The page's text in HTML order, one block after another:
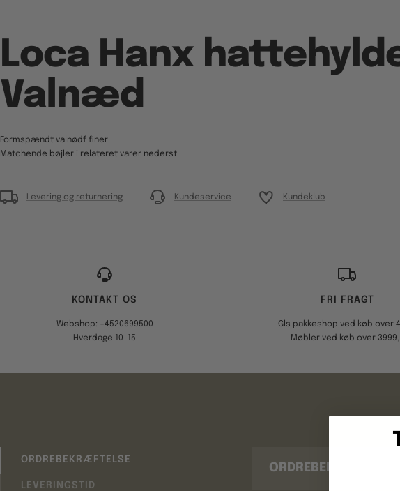
Loca Hanx
Valnæd
Formspændt valnødf finer
Matchende bøjler i relateret varer nederst.
Levering og returnering Kundeservice Kundeklub
KONTAKT OS
Webshop: +4520699500
Hverdage 10-15
FRI FRAGT
Gls pakkeshop ved køb over
Møbler ved køb over
ORDREBEKRÆFTELSE
LEVERINGSTID
ORDREBEKRÆFTELSE